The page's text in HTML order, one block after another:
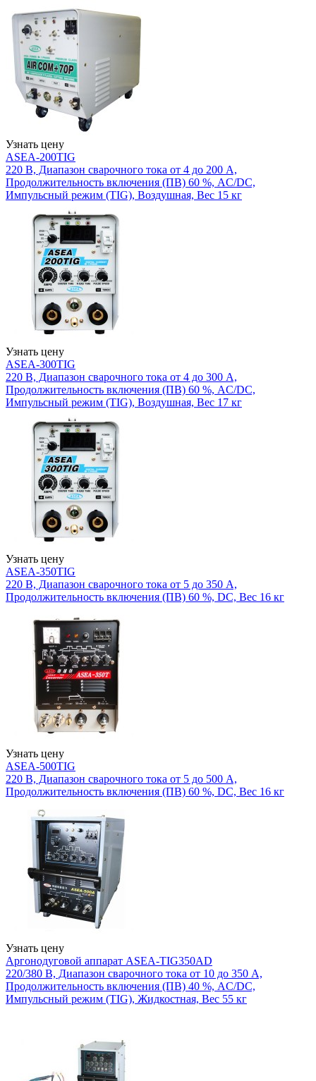
Узнать цену
ASEA-200TIG
220 В, Диапазон сварочного тока от 4 до 200 А,
Продолжительность включения (ПВ) 60 %, AC/DC,
Импульсный режим (TIG), Воздушная, Вес 15 кг
Узнать цену
ASEA-300TIG
220 В, Диапазон сварочного тока от 4 до 300 А,
Продолжительность включения (ПВ) 60 %, AC/DC,
Импульсный режим (TIG), Воздушная, Вес 17 кг
Узнать цену
ASEA-350TIG
220 В, Диапазон сварочного тока от 5 до 350 А,
Продолжительность включения (ПВ) 60 %, DC, Вес 16 кг
Узнать цену
ASEA-500TIG
220 В, Диапазон сварочного тока от 5 до 500 А,
Продолжительность включения (ПВ) 60 %, DC, Вес 16 кг
Узнать цену
Аргонодуговой аппарат ASEA-TIG350AD
220/380 В, Диапазон сварочного тока от 10 до 350 А,
Продолжительность включения (ПВ) 40 %, AC/DC,
Импульсный режим (TIG), Жидкостная, Вес 55 кг